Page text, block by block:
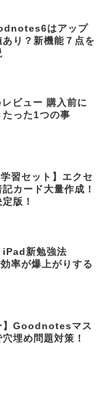
はアップ
り？新機能７点を
ビュー 購入前に
った1つの事
習セット】エクセ
カード大量作成！
版！
iPad新勉強法
率が爆上がりする
】Goodnotesマス
埋め問題対策！